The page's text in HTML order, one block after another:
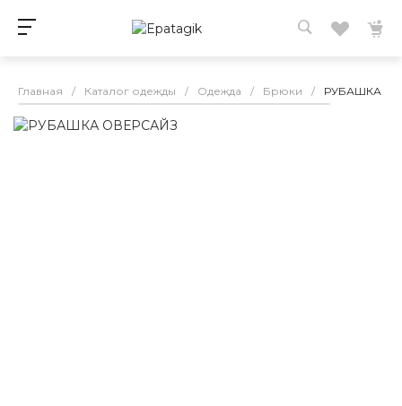
Главная / Каталог одежды / Одежда / Брюки / РУБАШКА